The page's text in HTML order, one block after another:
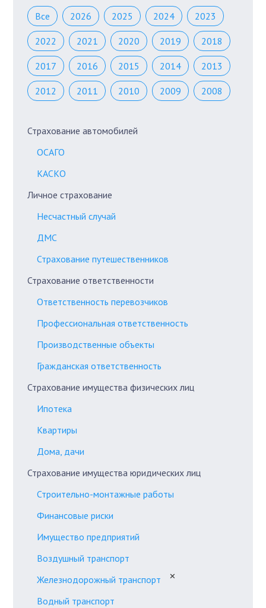
Все 2026 2025 2024 2023
2022 2021 2020 2019 2018
2017 2016 2015 2014 2013
2012 2011 2010 2009 2008
Страхование автомобилей
ОСАГО
КАСКО
Личное страхование
Несчастный случай
ДМС
Страхование путешественников
Страхование ответственности
Ответственность перевозчиков
Профессиональная ответственность
Производственные объекты
Гражданская ответственность
Страхование имущества физических лиц
Ипотека
Квартиры
Дома, дачи
Страхование имущества юридических лиц
Строительно-монтажные работы
Финансовые риски
Имущество предприятий
Воздушный транспорт
Железнодорожный транспорт
✕
Водный транспорт